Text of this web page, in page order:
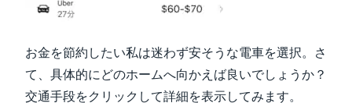
お金を節約したい私は迷わず安そうな電車を選択。さ
て、具体的にどのホームへ向かえば良いでしょうか？
交通手段をクリックして詳細を表示してみます。